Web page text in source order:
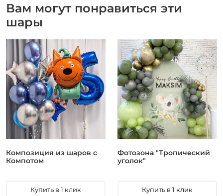
Вам могут понравиться эти
шары
Композиция из шаров с
Компотом
Купить в 1 клик
Фотозона "Тропический
уголок"
Купить в 1 клик